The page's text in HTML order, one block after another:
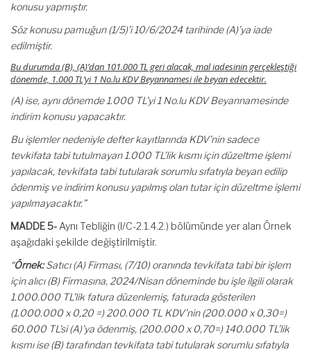
konusu yapmıştır.
Söz konusu pamuğun (1/5)’i 10/6/2024 tarihinde (A)’ya iade
edilmiştir.
Bu durumda (B), (A)’dan 101.000 TL geri alacak, mal iadesinin gerçekleştiği
dönemde, 1.000 TL’yi 1 No.lu KDV Beyannamesi ile beyan edecektir.
(A) ise, aynı dönemde 1.000 TL’yi 1 No.lu KDV Beyannamesinde
indirim konusu yapacaktır.
Bu işlemler nedeniyle defter kayıtlarında KDV’nin sadece
tevkifata tabi tutulmayan 1.000 TL’lik kısmı için düzeltme işlemi
yapılacak, tevkifata tabi tutularak sorumlu sıfatıyla beyan edilip
ödenmiş ve indirim konusu yapılmış olan tutar için düzeltme işlemi
yapılmayacaktır.”
MADDE 5- Aynı Tebliğin (I/C-2.1.4.2.) bölümünde yer alan Örnek
aşağıdaki şekilde değiştirilmiştir.
“Örnek:Satıcı (A) Firması, (7/10) oranında tevkifata tabi bir işlem
için alıcı (B) Firmasına, 2024/Nisan döneminde bu işle ilgili olarak
1.000.000 TL’lik fatura düzenlemiş, faturada gösterilen
(1.000.000 x 0,20 =) 200.000 TL KDV’nin (200.000 x 0,30=)
60.000 TL’si (A)’ya ödenmiş, (200.000 x 0,70=) 140.000 TL’lik
kısmı ise (B) tarafından tevkifata tabi tutularak sorumlu sıfatıyla